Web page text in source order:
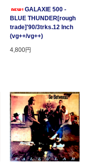
GALAXIE 500 -
BLUE THUNDER[rough
trade]'90/3trks.12 Inch
(vg++/vg++)
4,800円